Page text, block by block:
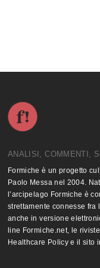
ANALISI, COMMENTI,
Formiche è un progetto
Paolo Messa nel 2004.
l’arcipelago Formiche è
strettamente connesse
anche in versione
line Formiche.net, le
Healthcare Policy e il sito